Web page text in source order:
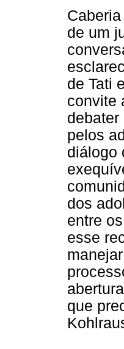
de um
de Tati
convite
pelos
diálogo
dos
entre
esse
que